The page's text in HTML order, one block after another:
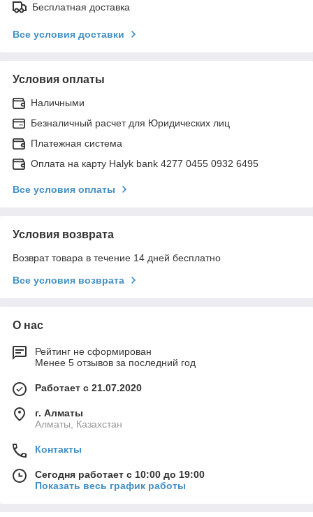
Бесплатная доставка
Все условия доставки
Условия оплаты
Наличными
Безналичный расчет для Юридических лиц
Платежная система
Оплата на карту Halyk bank 4277 0455 0932 6495
Все условия оплаты
Условия возврата
Возврат товара в течение 14 дней бесплатно
Все условия возврата
О нас
Рейтинг не сформирован
Менее 5 отзывов за последний год
Работает с 21.07.2020
г. Алматы
Алматы, Казахстан
Контакты
Сегодня работает с 10:00 до 19:00
Показать весь график работы